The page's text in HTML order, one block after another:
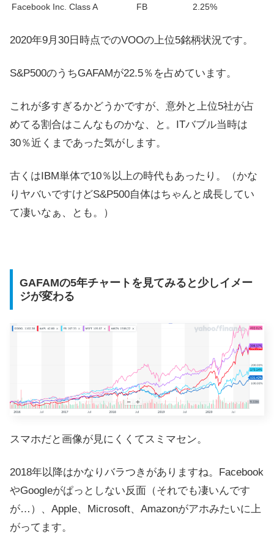
Facebook Inc. Class A
FB 2.25%
2020年9月30日時点でのVOOの上位5銘柄状況です。
S&P500のうちGAFAMが22.5％を占めています。
これが多すぎるかどうかですが、意外と上位5社が占
めてる割合はこんなものかな、と。ITバブル当時は
30％近くまであった気がします。
古くはIBM単体で10％以上の時代もあったり。（かな
りヤバいですけどS&P500自体はちゃんと成長してい
て凄いなぁ、とも。）
GAFAMの5年チャートを見てみると少しイメー
ジが変わる
スマホだと画像が見にくくてスミマセン。
2018年以降はかなりバラつきがありますね。Facebook
やGoogleがぱっとしない反面（それでも凄いんです
が…）、Apple、Microsoft、Amazonがアホみたいに上
がってます。